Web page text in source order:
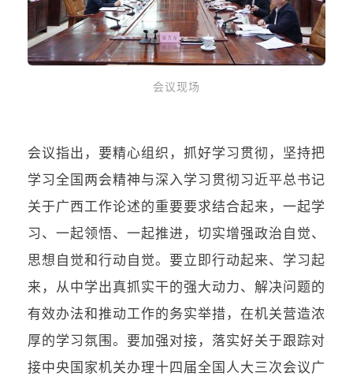
会议现场
会议指出，要精心组织，抓好学习贯彻，坚持把
学习全国两会精神与深入学习贯彻习近平总书记
关于广西工作论述的重要要求结合起来，一起学
习、一起领悟、一起推进，切实增强政治自觉、
思想自觉和行动自觉。要立即行动起来、学习起
来，从中学出真抓实干的强大动力、解决问题的
有效办法和推动工作的务实举措，在机关营造浓
厚的学习氛围。要加强对接，落实好关于跟踪对
接中央国家机关办理十四届全国人大三次会议广